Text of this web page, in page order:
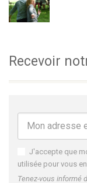
Recevoir
J'accepte que
utilisée pour vous
Tenez-vous informé